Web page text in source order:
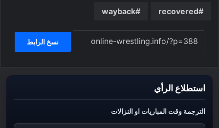
recovered
wayback
نسخ الرابط
استطلاع الرأي
الترجمة وقت المباريات او النزالات